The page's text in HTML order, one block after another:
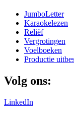
JumboLetter
Karaokelezen
Reliëf
Vergrotingen
Voelboeken
Productie
Volg ons:
LinkedIn